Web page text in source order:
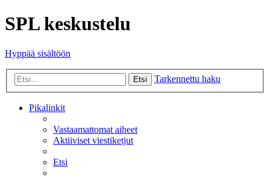
SPL keskustelu
Hyppää sisältöön
Etsi Tarkennettu haku
Pikalinkit
Vastaamattomat aiheet
Aktiiviset viestiketjut
Etsi